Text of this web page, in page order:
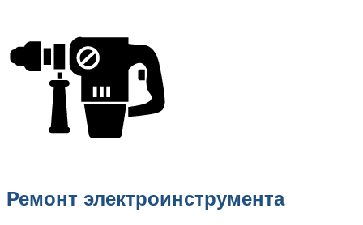
Ремонт электроинструмента